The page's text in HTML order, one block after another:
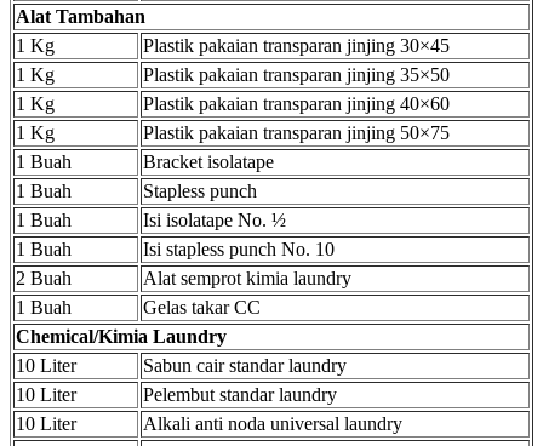
Alat Tambahan
1 Kg
Plastik pakaian transparan jinjing 30×45
1 Kg
Plastik pakaian transparan jinjing 35×50
1 Kg
Plastik pakaian transparan jinjing 40×60
1 Kg
Plastik pakaian transparan jinjing 50×75
1 Buah
Bracket isolatape
1 Buah
Stapless punch
1 Buah
Isi isolatape No. ½
1 Buah
Isi stapless punch No. 10
2 Buah
Alat semprot kimia laundry
1 Buah
Gelas takar CC
Chemical/Kimia Laundry
10 Liter
Sabun cair standar laundry
10 Liter
Pelembut standar laundry
10 Liter
Alkali anti noda universal laundry